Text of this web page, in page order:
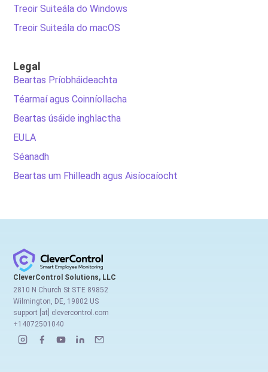
Treoir Suiteála do Windows
Treoir Suiteála do macOS
Legal
Beartas Príobháideachta
Téarmaí agus Coinníollacha
Beartas úsáide inghlactha
EULA
Séanadh
Beartas um Fhilleadh agus Aisíocaíocht
CleverControl Solutions, LLC
2810 N Church St STE 89852
Wilmington, DE, 19802 US
support [at] clevercontrol.com
+14072501040